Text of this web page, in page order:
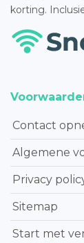
korting.
Contact
Algemene
Privacy
Sitemap
Start met